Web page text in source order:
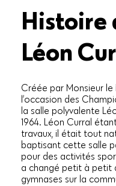
Histoire
Léon
Créée par Monsieur
l’occasion des
la salle polyvalente
1964. Léon Curral
travaux, il était tout
baptisant cette salle
pour des activités
a changé petit à petit
gymnases sur la